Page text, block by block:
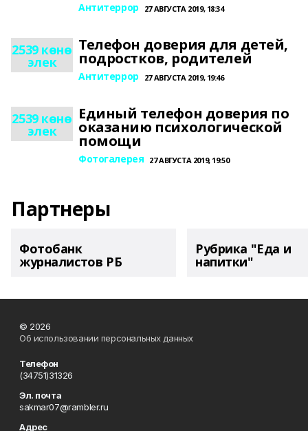
Антитеррор 27 АВГУСТА 2019, 18:34
2539 көнө
элек
Телефон доверия для детей,
подростков, родителей
Антитеррор 27 АВГУСТА 2019, 19:46
2539 көнө
элек
Единый телефон доверия по
оказанию психологической
помощи
Фотогалерея 27 АВГУСТА 2019, 19:50
Партнеры
Фотобанк
журналистов РБ
Рубрика "Еда и
напитки"
© 2026
Об использовании персональных данных
Телефон
(34751)31326
Эл. почта
sakmar07@rambler.ru
Адрес